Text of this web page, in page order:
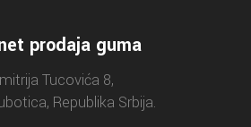
prodaja guma
Tucovića 8,
Republika Srbija.